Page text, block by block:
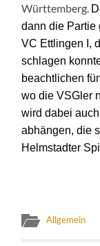
Württemberg.
dann die Partie
VC Ettlingen I,
schlagen
beachtlichen
wo die VSGler
wird dabei
abhängen, die
Helmstadter
Allgemein